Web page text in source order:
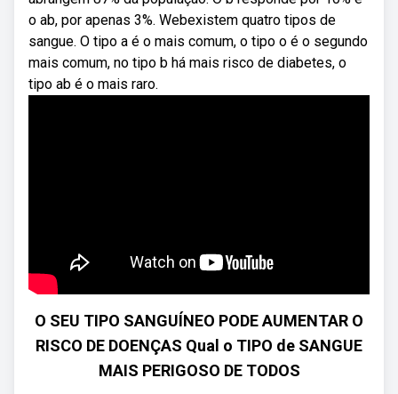
o ab, por apenas 3%. Webexistem quatro tipos de
sangue. O tipo a é o mais comum, o tipo o é o segundo
mais comum, no tipo b há mais risco de diabetes, o
tipo ab é o mais raro.
O SEU TIPO SANGUÍNEO PODE AUMENTAR O
RISCO DE DOENÇAS Qual o TIPO de SANGUE
MAIS PERIGOSO DE TODOS